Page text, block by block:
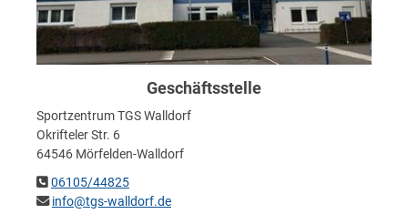
Geschäftsstelle
Sportzentrum TGS Walldorf
Okrifteler Str. 6
64546 Mörfelden-Walldorf
06105/44825
info@tgs-walldorf.de